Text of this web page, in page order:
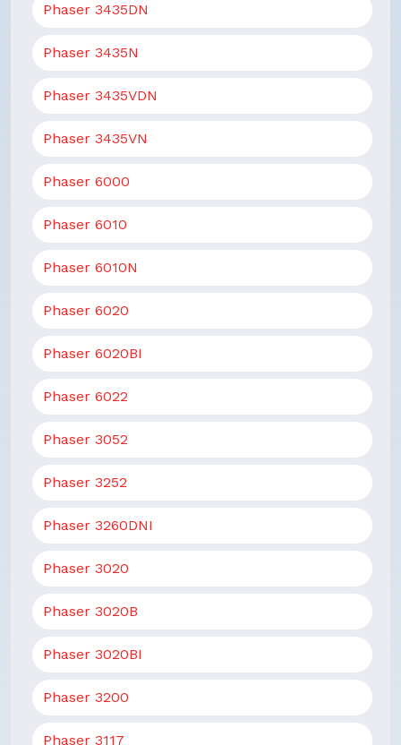
Phaser 3435DN
Phaser 3435N
Phaser 3435VDN
Phaser 3435VN
Phaser 6000
Phaser 6010
Phaser 6010N
Phaser 6020
Phaser 6020BI
Phaser 6022
Phaser 3052
Phaser 3252
Phaser 3260DNI
Phaser 3020
Phaser 3020B
Phaser 3020BI
Phaser 3200
Phaser 3117